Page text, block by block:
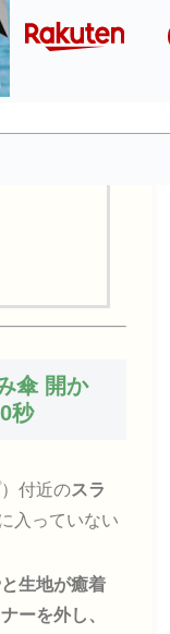
傘 開か
秒
付近のスラ
入っていない
生地が癒着
ーを外し、